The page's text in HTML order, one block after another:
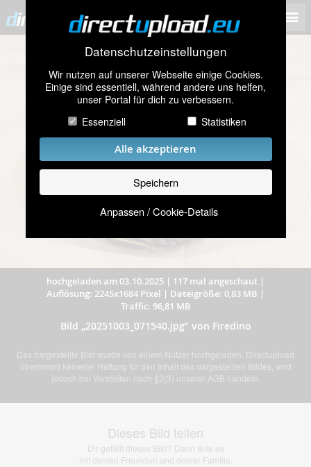
Datenschutzeinstellungen
Wir nutzen auf unserer Webseite einige Cookies.
Einige sind essentiell, während andere uns helfen,
unser Portal für dich zu verbessern.
Essenziell
Statistiken
Alle akzeptieren
Speichern
Anpassen / Cookie-Details
hochgeladen am 03.10.2025 | 117 mal angeschaut |
Auflösung: 2245x1684 Pixel | Dateigröße: 0,83 MB |
Traffic: 96,81 MB
Bild „20251003_071540.jpg” von Firedino
Das dargestellte Bild wurde von einem Nutzer hochgeladen. Directupload
übernimmt keinerlei Haftung für den Inhalt des dargestellten Bildes, wird
jedoch bei Verstößen nach §2(3) unserer AGB handeln.
Dieses Bild teilen
Dir gefällt dieses Bild? Dann teile es
mit deinen Freunden und deiner Familie.